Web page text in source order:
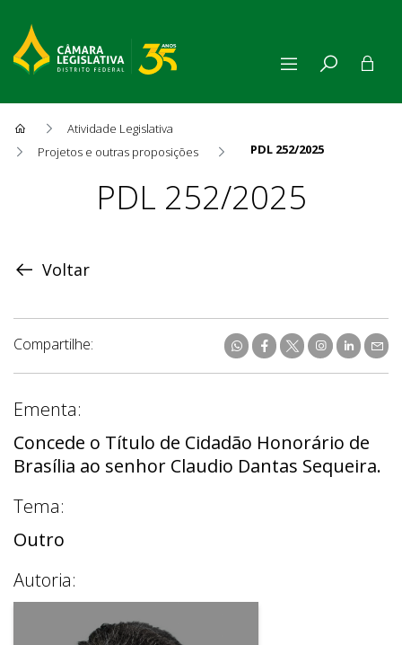
Atividade Legislativa
Projetos e outras proposições
PDL 252/2025
ProposiçãoPDL 252/2025
Voltar
Compartilhe:
Ementa:
Concede o Título de Cidadão Honorário de
Brasília ao senhor Claudio Dantas Sequeira.
Tema:
Outro
Autoria: